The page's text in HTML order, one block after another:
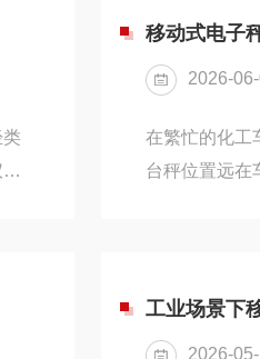
控、数据化台
组焊成型全
整体结构刚性
类
移动式电子
2026-
在繁忙的化工
台秤位置远在
动的便捷融为
的核心，在于
工业场景下
2026-05-